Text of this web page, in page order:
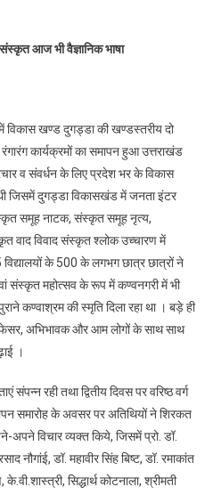
आज भी वैज्ञानिक भाषा
में विकास खण्ड दुगड्डा की खण्डस्तरीय दो
कार्यक्रमों का समापन हुआ उत्तराखंड
व संवर्धन के लिए प्रदेश भर के विकास
जिसमें दुगड्डा विकासखंड में जनता इंटर
समूह नाटक, संस्कृत समूह नृत्य,
विवाद संस्कृत श्लोक उच्चारण में
के 500 के लगभग छात्र छात्रों ने
संस्कृत महोत्सव के रूप में कण्वनगरी में भी
कण्वाश्रम की स्मृति दिला रहा था । बड़े ही
अभिभावक और आम लोगों के साथ साथ
।
संपन्न रही तथा द्वितीय दिवस पर वरिष्ठ वर्ग
समारोह के अवसर पर अतिथियों ने शिरकत
अपने विचार व्यक्त किये, जिसमें प्रो. डॉ.
नौगांई, डॉ. महावीर सिंह बिष्ट, डॉ. रमाकांत
सिद्धार्थ कोटनाला, श्रीमती